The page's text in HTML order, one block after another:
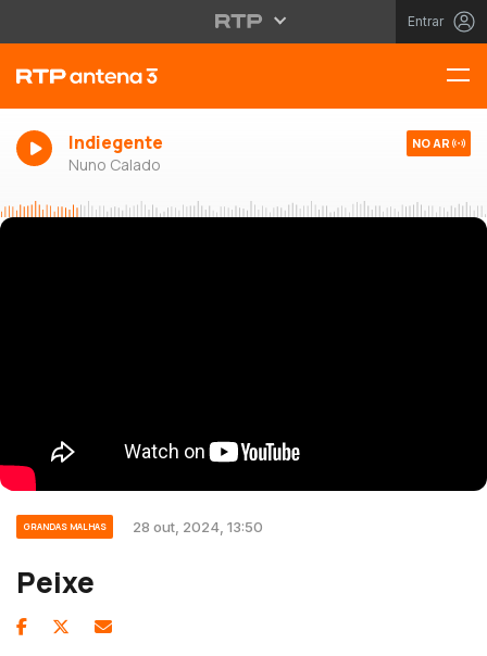
Entrar
Indiegente
Nuno Calado
NO AR
GRANDAS MALHAS 28 out, 2024, 13:50
Peixe